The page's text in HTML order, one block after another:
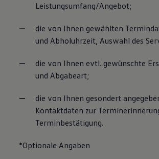
Leistungsumfang/Angebot;
die von Ihnen gewählten
und Abholuhrzeit, Auswahl des
die von Ihnen evtl. gewünschte
und Abgabeart;
die von Ihnen gesondert
Kontaktdaten zur
Terminbestätigung.
*Optionale Angaben